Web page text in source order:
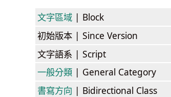
文字區域 | Block
初始版本 | Since Version
文字語系 | Script
一般分類 | General Category
書寫方向 | Bidirectional Class